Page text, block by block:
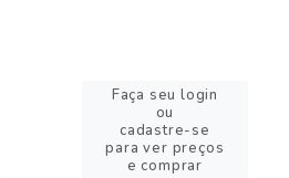
Faça seu login
ou
cadastre-se
para ver preços
e comprar